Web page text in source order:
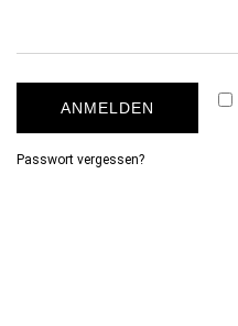
ANMELDEN
Passwort vergessen?